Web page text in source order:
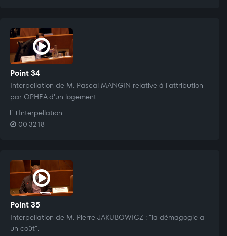
Point 34
Interpellation de M. Pascal MANGIN relative à l'attribution
par OPHEA d'un logement.
Interpellation
00:32:18
Point 35
Interpellation de M. Pierre JAKUBOWICZ : "la démagogie a
un coût".